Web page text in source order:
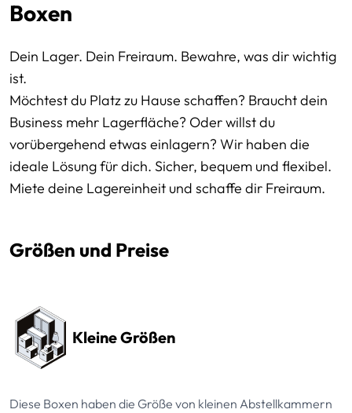
Boxen
Dein Lager. Dein Freiraum. Bewahre, was dir wichtig
ist.
Möchtest du Platz zu Hause schaffen? Braucht dein
Business mehr Lagerfläche? Oder willst du
vorübergehend etwas einlagern? Wir haben die
ideale Lösung für dich. Sicher, bequem und flexibel.
Miete deine Lagereinheit und schaffe dir Freiraum.
Größen und Preise
Kleine Größen
Diese Boxen haben die Größe von kleinen Abstellkammern